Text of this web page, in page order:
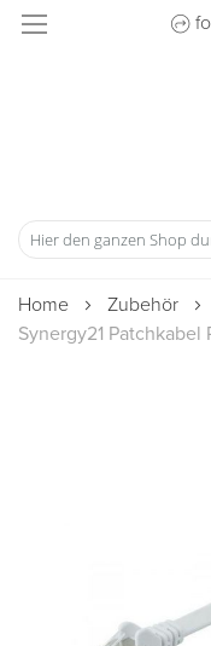
Direkt
Home
Zubehör
Synergy21 Patchkabel